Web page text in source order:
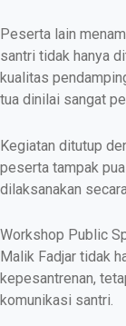
Peserta lain
santri tidak hanya
kualitas
tua dinilai sangat
Kegiatan ditutup
peserta tampak
dilaksanakan
Workshop Public
Malik Fadjar tidak
kepesantrenan,
komunikasi santri.